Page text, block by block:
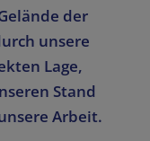
der
unsere
Lage,
Stand
Arbeit.